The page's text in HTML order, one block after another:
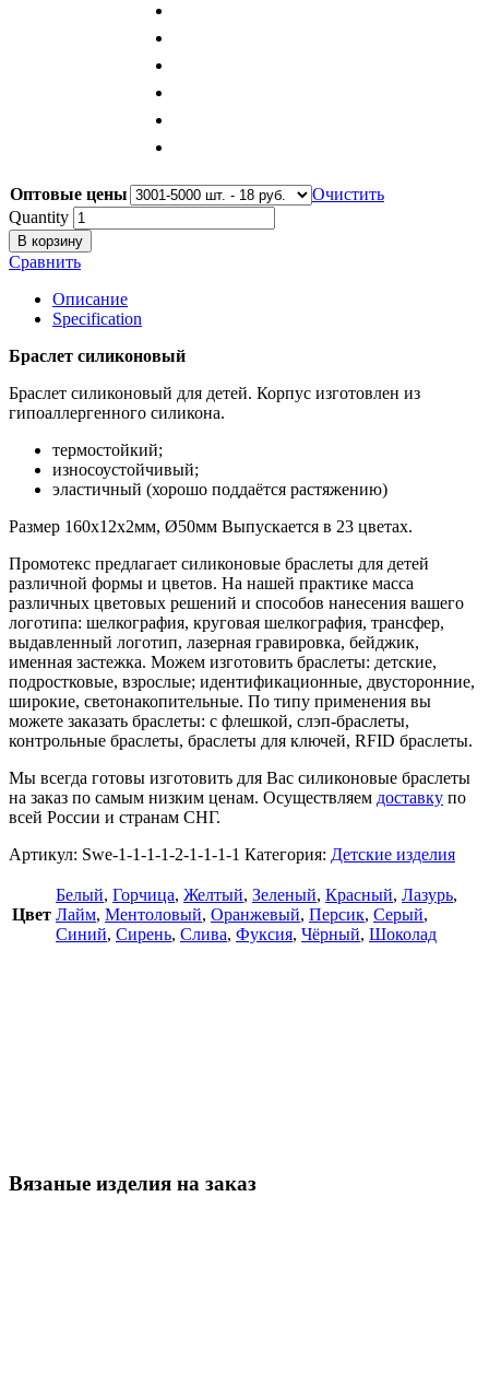
Оптовые цены
Очистить
Quantity
В корзину
Сравнить
Описание
Specification
Браслет силиконовый
Браслет силиконовый для детей. Корпус изготовлен из
гипоаллергенного силикона.
термостойкий;
износоустойчивый;
эластичный (хорошо поддаётся растяжению)
Размер 160х12х2мм, Ø50мм Выпускается в 23 цветах.
Промотекс предлагает силиконовые браслеты для детей
различной формы и цветов. На нашей практике масса
различных цветовых решений и способов нанесения вашего
логотипа: шелкография, круговая шелкография, трансфер,
выдавленный логотип, лазерная гравировка, бейджик,
именная застежка. Можем изготовить браслеты: детские,
подростковые, взрослые; идентификационные, двусторонние,
широкие, светонакопительные. По типу применения вы
можете заказать браслеты: с флешкой, слэп-браслеты,
контрольные браслеты, браслеты для ключей, RFID браслеты.
Мы всегда готовы изготовить для Вас силиконовые браслеты
на заказ по самым низким ценам. Осуществляем доставку по
всей России и странам СНГ.
Артикул: Swe-1-1-1-1-2-1-1-1-1 Категория: Детские изделия
Цвет
Белый, Горчица, Желтый, Зеленый, Красный, Лазурь,
Лайм, Ментоловый, Оранжевый, Персик, Серый,
Синий, Сирень, Слива, Фуксия, Чёрный, Шоколад
Вязаные изделия на заказ